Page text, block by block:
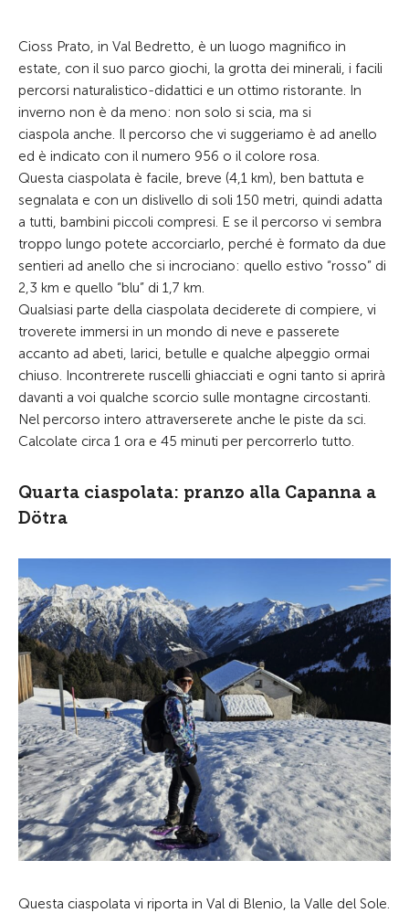
Cioss Prato, in Val Bedretto, è un luogo magnifico in
estate, con il suo parco giochi, la grotta dei minerali, i facili
percorsi naturalistico-didattici e un ottimo ristorante. In
inverno non è da meno: non solo si scia, ma si
ciaspola anche. Il percorso che vi suggeriamo è ad anello
ed è indicato con il numero 956 o il colore rosa.
Questa ciaspolata è facile, breve (4,1 km), ben battuta e
segnalata e con un dislivello di soli 150 metri, quindi adatta
a tutti, bambini piccoli compresi. E se il percorso vi sembra
troppo lungo potete accorciarlo, perché è formato da due
sentieri ad anello che si incrociano: quello estivo “rosso” di
2,3 km e quello “blu” di 1,7 km.
Qualsiasi parte della ciaspolata deciderete di compiere, vi
troverete immersi in un mondo di neve e passerete
accanto ad abeti, larici, betulle e qualche alpeggio ormai
chiuso. Incontrerete ruscelli ghiacciati e ogni tanto si aprirà
davanti a voi qualche scorcio sulle montagne circostanti.
Nel percorso intero attraverserete anche le piste da sci.
Calcolate circa 1 ora e 45 minuti per percorrerlo tutto.
Quarta ciaspolata: pranzo alla Capanna a
Dötra
Questa ciaspolata vi riporta in Val di Blenio, la Valle del Sole.